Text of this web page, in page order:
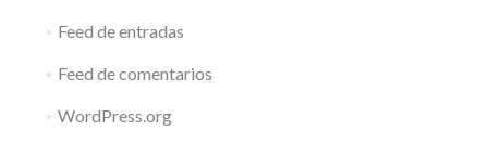
Feed de entradas
Feed de comentarios
WordPress.org